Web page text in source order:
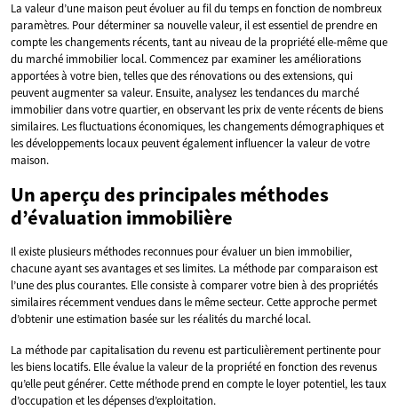
La valeur d’une maison peut évoluer au fil du temps en fonction de nombreux
paramètres. Pour déterminer sa nouvelle valeur, il est essentiel de prendre en
compte les changements récents, tant au niveau de la propriété elle-même que
du marché immobilier local. Commencez par examiner les améliorations
apportées à votre bien, telles que des rénovations ou des extensions, qui
peuvent augmenter sa valeur. Ensuite, analysez les tendances du marché
immobilier dans votre quartier, en observant les prix de vente récents de biens
similaires. Les fluctuations économiques, les changements démographiques et
les développements locaux peuvent également influencer la valeur de votre
maison.
Un aperçu des principales méthodes
d’évaluation immobilière
Il existe plusieurs méthodes reconnues pour évaluer un bien immobilier,
chacune ayant ses avantages et ses limites. La méthode par comparaison est
l’une des plus courantes. Elle consiste à comparer votre bien à des propriétés
similaires récemment vendues dans le même secteur. Cette approche permet
d’obtenir une estimation basée sur les réalités du marché local.
La méthode par capitalisation du revenu est particulièrement pertinente pour
les biens locatifs. Elle évalue la valeur de la propriété en fonction des revenus
qu’elle peut générer. Cette méthode prend en compte le loyer potentiel, les taux
d’occupation et les dépenses d’exploitation.